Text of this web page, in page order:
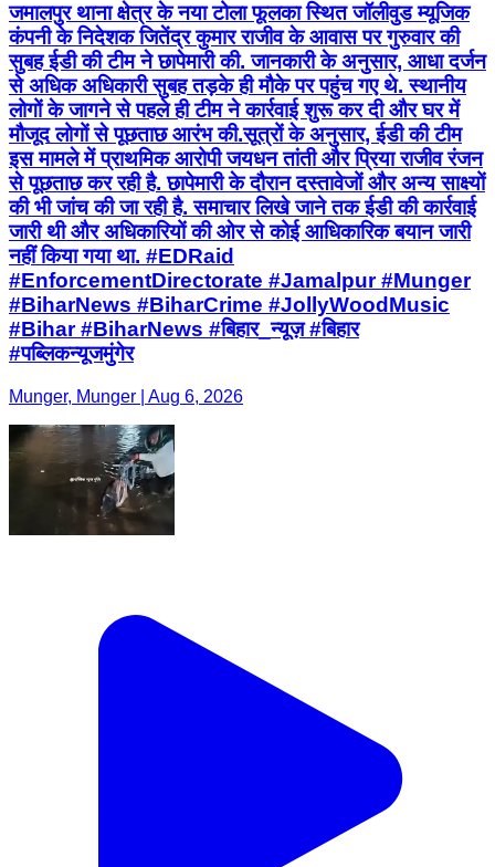
जमालपुर थाना क्षेत्र के नया टोला फूलका स्थित जॉलीवुड म्यूजिक
कंपनी के निदेशक जितेंद्र कुमार राजीव के आवास पर गुरुवार की
सुबह ईडी की टीम ने छापेमारी की. जानकारी के अनुसार, आधा दर्जन
से अधिक अधिकारी सुबह तड़के ही मौके पर पहुंच गए थे. स्थानीय
लोगों के जागने से पहले ही टीम ने कार्रवाई शुरू कर दी और घर में
मौजूद लोगों से पूछताछ आरंभ की.सूत्रों के अनुसार, ईडी की टीम
इस मामले में प्राथमिक आरोपी जयधन तांती और प्रिया राजीव रंजन
से पूछताछ कर रही है. छापेमारी के दौरान दस्तावेजों और अन्य साक्ष्यों
की भी जांच की जा रही है. समाचार लिखे जाने तक ईडी की कार्रवाई
जारी थी और अधिकारियों की ओर से कोई आधिकारिक बयान जारी
नहीं किया गया था. #EDRaid
#EnforcementDirectorate #Jamalpur #Munger
#BiharNews #BiharCrime #JollyWoodMusic
#Bihar #BiharNews #बिहार_न्यूज़ #बिहार
#पब्लिकन्यूजमुंगेर
Munger, Munger | Aug 6, 2026